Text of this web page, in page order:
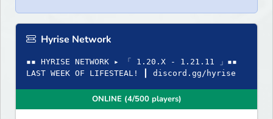
Hyrise Network
▪▪ HYRISE NETWORK ▸ 「 1.20.X - 1.21.11 」▪▪
LAST WEEK OF LIFESTEAL! ┃ discord.gg/hyrise
ONLINE (4/500 players)